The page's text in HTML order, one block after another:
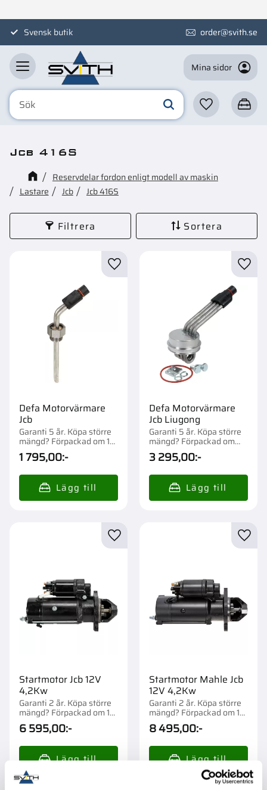
MenySvensk butik order@svith.se
Mina sidor
Favoriter
Jcb 416S
Reservdelar fordon enligt modell av maskin
Lastare
Jcb Jcb 416S
Filtrera Sortera
Defa Motorvärmare
Jcb
Garanti 5 år. Köpa större
mängd? Förpackad om 1
st.
1 795,00:-
Lägg till i favoriter
Defa Motorvärmare
Jcb Liugong
Garanti 5 år. Köpa större
mängd? Förpackad om
1/16 st.
3 295,00:-
Startmotor Jcb 12V
4,2Kw
Garanti 2 år. Köpa större
mängd? Förpackad om 1
st.
6 595,00:-
Lägg till i favoriter
Startmotor Mahle Jcb
12V 4,2Kw
Garanti 2 år. Köpa större
mängd? Förpackad om 1
st.
8 495,00:-